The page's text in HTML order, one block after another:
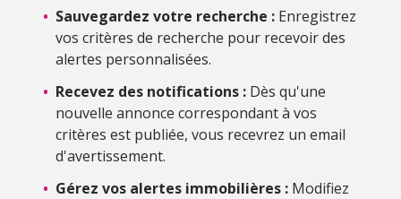
• Sauvegardez votre recherche : Enregistrez
vos critères de recherche pour recevoir des
alertes personnalisées.
• Recevez des notifications : Dès qu'une
nouvelle annonce correspondant à vos
critères est publiée, vous recevrez un email
d'avertissement.
• Gérez vos alertes immobilières : Modifiez